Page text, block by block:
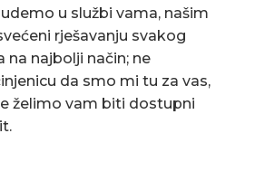
u službi vama, našim
rješavanju svakog
na najbolji način; ne
da smo mi tu za vas,
želimo vam biti dostupni